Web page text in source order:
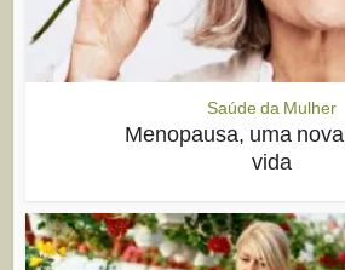
Saúde da Mulher
Menopausa, uma
vida